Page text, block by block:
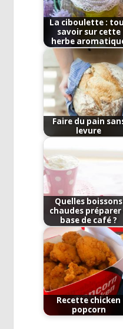
La ciboulette :
savoir sur cette
herbe
Faire du pain
levure
Quelles boissons
chaudes préparer
base de café ?
Recette chicken
popcorn